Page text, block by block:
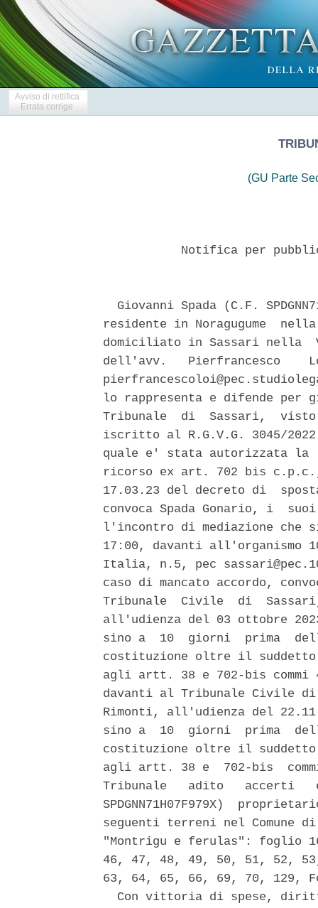
Avviso di rettifica
Errata corrige
(GU Parte
Notifica per
Giovanni Spada (C.F.
residente in Noragugume
domiciliato in Sassari nella
dell'avv.   Pierfrancesco
lo rappresenta e difende per
Tribunale  di  Sassari,
iscritto al R.G.V.G. 3045/
quale e' stata autorizzata
ricorso ex art. 702 bis
17.03.23 del decreto di
convoca Spada Gonario, i
l'incontro di mediazione
17:00, davanti
Italia, n.5, pec
caso di mancato accordo,
Tribunale  Civile  di
all'udienza del 03 ottobre
sino a  10  giorni  prima
costituzione oltre il
agli artt. 38 e 702-bis
davanti al Tribunale Civile
Rimonti, all'udienza del
sino a  10  giorni  prima
costituzione oltre il
agli artt. 38 e  702-bis
Tribunale   adito   accerti
SPDGNN71H07F979X)
seguenti terreni nel Comune
"Montrigu e ferulas": foglio
46, 47, 48, 49, 50, 51, 52,
63, 64, 65, 66, 69, 70, 129,
Con vittoria di spese,